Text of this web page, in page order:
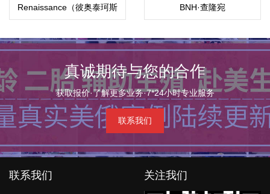
Renaissance（彼奥泰珂斯
医院）BioTexCom
BNH·查隆宛
（Chalomkwan）
真诚期待与您的合作
获取报价·了解更多业务·7*24小时专业服务
联系我们
联系我们 关注我们